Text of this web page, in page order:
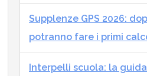
Supplenze GPS 2026:
potranno fare i primi
Interpelli scuola: la